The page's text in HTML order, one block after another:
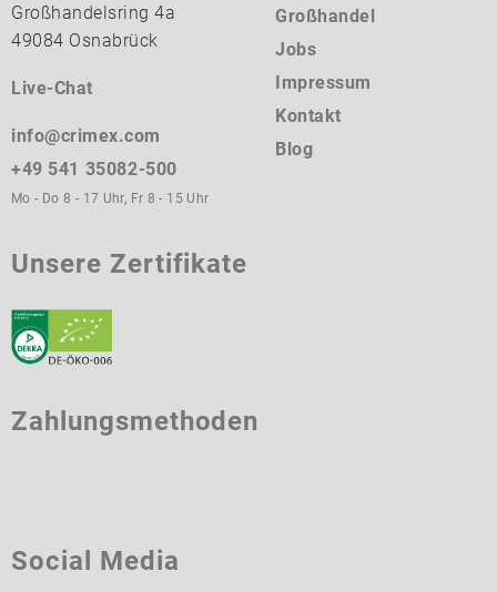
Großhandelsring 4a
49084 Osnabrück
Live-Chat
info@crimex.com
+49 541 35082-500
Mo - Do 8 - 17 Uhr, Fr 8 - 15 Uhr
Großhandel
Jobs
Impressum
Kontakt
Blog
Unsere Zertifikate
Zahlungsmethoden
Social Media